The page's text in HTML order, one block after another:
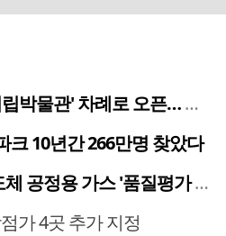
례로 오픈… 고운동 정주여건 좋아진다
크 10년간 266만명 찾았다
정용 가스 '품질평가 체계' 구축
가 4곳 추가 지정